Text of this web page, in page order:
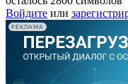
Войдите или
РЕКЛАМА